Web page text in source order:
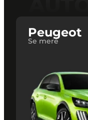
Peugeot
Se mere